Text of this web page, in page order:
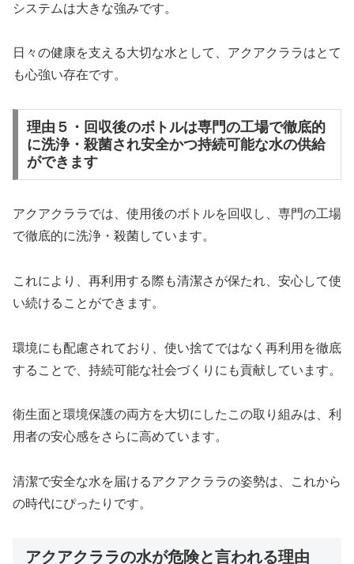
システムは大きな強みです。
日々の健康を支える大切な水として、アクアクララはとて
も心強い存在です。
理由５・回収後のボトルは専門の工場で徹底的
に洗浄・殺菌され安全かつ持続可能な水の供給
ができます
アクアクララでは、使用後のボトルを回収し、専門の工場
で徹底的に洗浄・殺菌しています。
これにより、再利用する際も清潔さが保たれ、安心して使
い続けることができます。
環境にも配慮されており、使い捨てではなく再利用を徹底
することで、持続可能な社会づくりにも貢献しています。
衛生面と環境保護の両方を大切にしたこの取り組みは、利
用者の安心感をさらに高めています。
清潔で安全な水を届けるアクアクララの姿勢は、これから
の時代にぴったりです。
アクアクララの水が危険と言われる理由